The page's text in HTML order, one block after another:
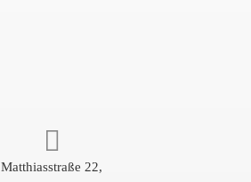
Matthiasstraße 22,